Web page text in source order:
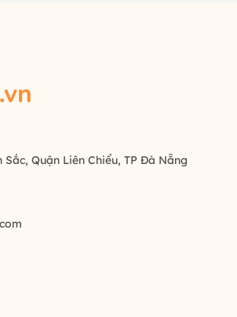
Sắc, Quận Liên Chiểu, TP Đà Nẵng